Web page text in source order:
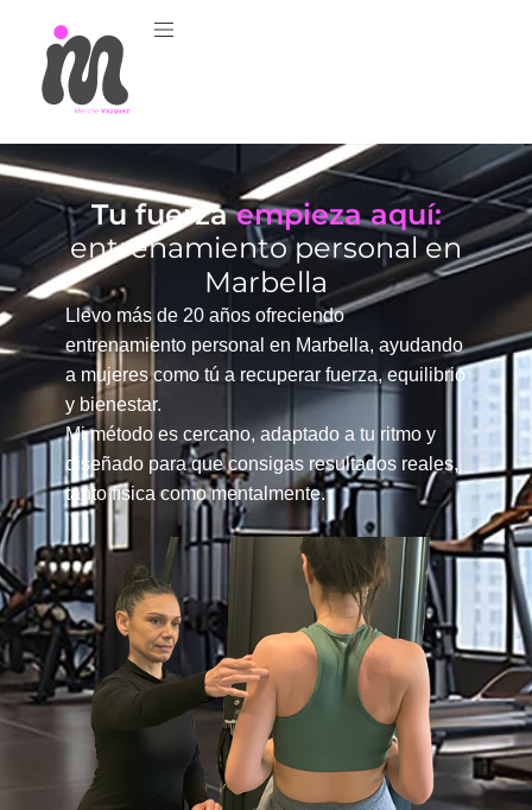
Tu fuerzaempieza aquí:
entrenamiento personal en
Marbella
Llevo más de 20 años ofreciendo
entrenamiento personal en Marbella, ayudando
a mujeres como tú a recuperar fuerza, equilibrio
y bienestar.
Mi método es cercano, adaptado a tu ritmo y
diseñado para que consigas resultados reales,
tanto física como mentalmente.